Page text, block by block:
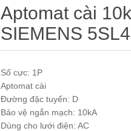
Aptomat cài
SIEMENS
Số cực: 1P
Aptomat cài
Đường đặc tuyến: D
Bảo vệ ngắn mạch: 10kA
Dùng cho lưới điện: AC